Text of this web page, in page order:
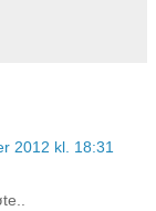
2012 kl. 18:31